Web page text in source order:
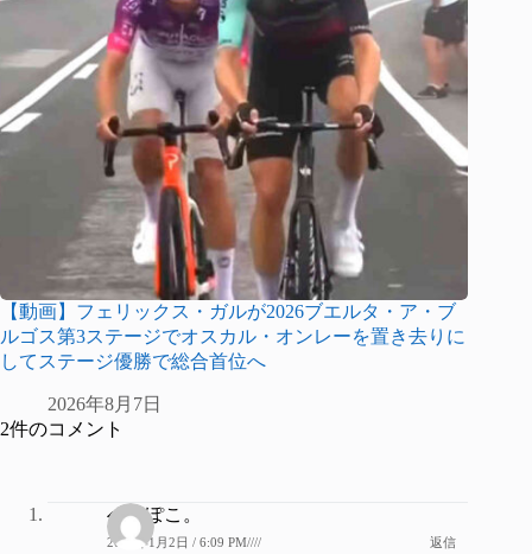
【動画】フェリックス・ガルが2026ブエルタ・ア・ブ
ルゴス第3ステージでオスカル・オンレーを置き去りに
してステージ優勝で総合首位へ
2026年8月7日
2件のコメント
へっぽこ。
2020年1月2日 / 6:09 PM//// 返信